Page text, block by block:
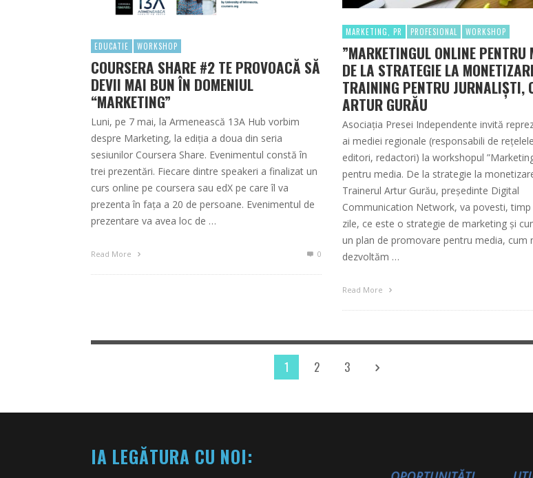
MARKETING, PR PROFESIONAL WORKSHOP
”MARKETINGUL ONLINE PENTRU
DE LA STRATEGIE LA
TRAINING PENTRU JURNALIȘTI,
ARTUR GURĂU
Asociația Presei Independente invită
ai mediei regionale (responsabili de
editori, redactori) la workshopul
pentru media. De la strategie la
Trainerul Artur Gurău, președinte Digital
Communication Network, va povesti, timp
zile, ce este o strategie de marketing și
un plan de promovare pentru media, cum
dezvoltăm …
Read More
EDUCATIE WORKSHOP
COURSERA SHARE #2 TE PROVOACĂ SĂ
DEVII MAI BUN ÎN DOMENIUL
“MARKETING”
Luni, pe 7 mai, la Armenească 13A Hub vorbim
despre Marketing, la ediția a doua din seria
sesiunilor Coursera Share. Evenimentul constă în
trei prezentări. Fiecare dintre speakeri a finalizat un
curs online pe coursera sau edX pe care îl va
prezenta în fața a 20 de persoane. Evenimentul de
prezentare va avea loc de …
Read More 0
1 2 3
IA LEGĂTURA CU NOI: